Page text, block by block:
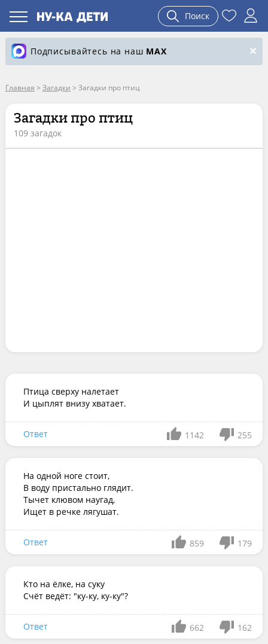
Поиск
Подписывайтесь на наш MAX
Главная > Загадки > Загадки про птиц
Загадки про птиц
109 загадок
Птица сверху налетает
И цыплят внизу хватает.
Ответ 1142 255
На одной ноге стоит,
В воду пристально глядит.
Тычет клювом наугад,
Ищет в речке лягушат.
Ответ 859 179
Кто на ёлке, на суку
Счёт ведёт: "ку-ку, ку-ку"?
Ответ 662 162